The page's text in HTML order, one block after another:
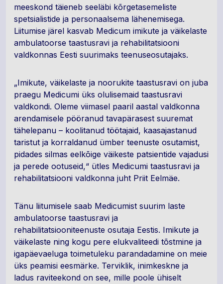
meeskond täieneb seeläbi kõrgetasemeliste
spetsialistide ja personaalsema lähenemisega.
Liitumise järel kasvab Medicum imikute ja väikelaste
ambulatoorse taastusravi ja rehabilitatsiooni
valdkonnas Eesti suurimaks teenuseosutajaks.
„Imikute, väikelaste ja noorukite taastusravi on juba
praegu Medicumi üks olulisemaid taastusravi
valdkondi. Oleme viimasel paaril aastal valdkonna
arendamisele pööranud tavapärasest suuremat
tähelepanu – koolitanud töötajaid, kaasajastanud
taristut ja korraldanud ümber teenuste osutamist,
pidades silmas eelkõige väikeste patsientide vajadusi
ja perede ootuseid,“ ütles Medicumi taastusravi ja
rehabilitatsiooni valdkonna juht Priit Eelmäe.
Tänu liitumisele saab Medicumist suurim laste
ambulatoorse taastusravi ja
rehabilitatsiooniteenuste osutaja Eestis. Imikute ja
väikelaste ning kogu pere elukvaliteedi tõstmine ja
igapäevaeluga toimetuleku parandadamine on meie
üks peamisi eesmärke. Terviklik, inimkeskne ja
ladus raviteekond on see, mille poole ühiselt